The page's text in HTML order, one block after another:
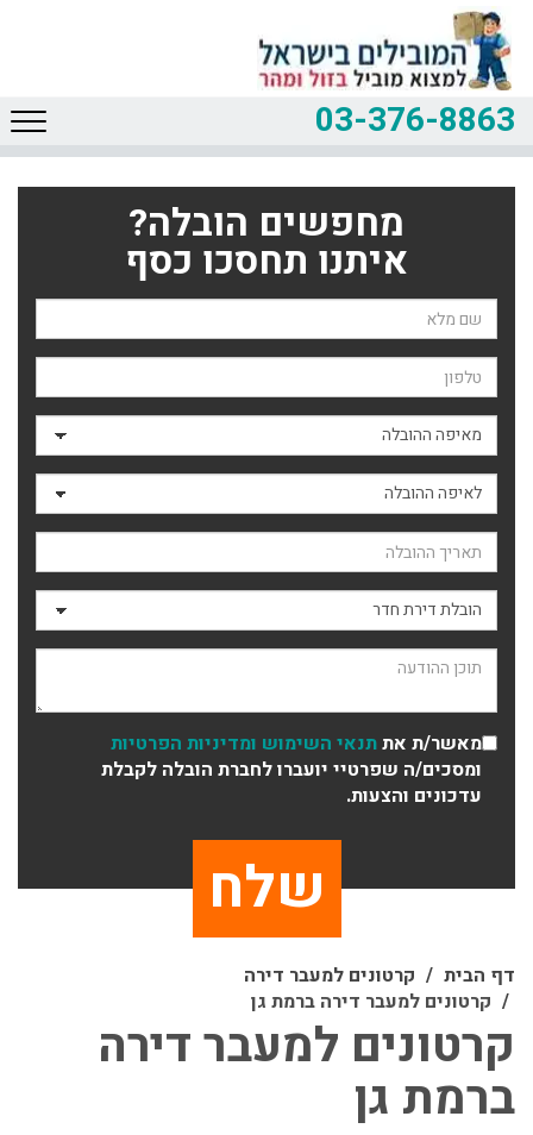
03-376-8863
מחפשים הובלה?
איתנו תחסכו כסף
שם השולח
טלפון
מאיפה ההובלה
לאיפה ההובלה
תאריך ההובלה
סוג ההובלה
תוכן ההודעה
מאשר/ת אתתנאי השימוש ומדיניות הפרטיות
ומסכים/ה שפרטיי יועברו לחברת הובלה לקבלת
עדכונים והצעות.
דף הבית
קרטונים למעבר דירה
קרטונים למעבר דירה ברמת גן
קרטונים למעבר דירה
ברמת גן